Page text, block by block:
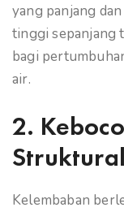
yang panjang
tinggi sepanjang
bagi
air.
2.
Struktural
Kelembaban